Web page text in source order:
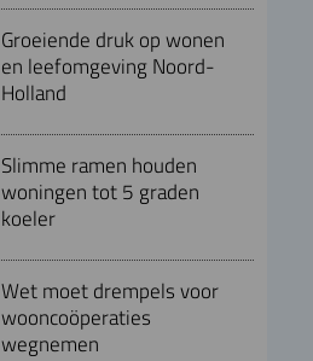
Groeiende druk op wonen
en leefomgeving Noord-
Holland
Slimme ramen houden
woningen tot 5 graden
koeler
Wet moet drempels voor
wooncoöperaties
wegnemen